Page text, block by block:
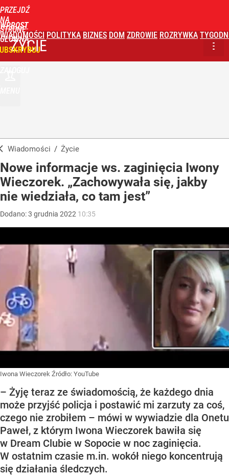
PRZEJDŹ
NA
STRONĘ
GŁÓWNĄ
WPROST
WIADOMOŚCI POLITYKA BIZNES DOM ZDROWIE ROZRYWKA
ŻYCIE
Wiadomości / Życie
Nowe informacje ws. zaginięcia Iwony
Wieczorek. „Zachowywała się, jakby
nie wiedziała, co tam jest”
Dodano:3 grudnia 2022 10:35
Iwona Wieczorek Źródło: YouTube
– Żyję teraz ze świadomością, że każdego dnia
może przyjść policja i postawić mi zarzuty za coś,
czego nie zrobiłem – mówi w wywiadzie dla Onetu
Paweł, z którym Iwona Wieczorek bawiła się
w Dream Clubie w Sopocie w noc zaginięcia.
W ostatnim czasie m.in. wokół niego koncentrują
się działania śledczych.